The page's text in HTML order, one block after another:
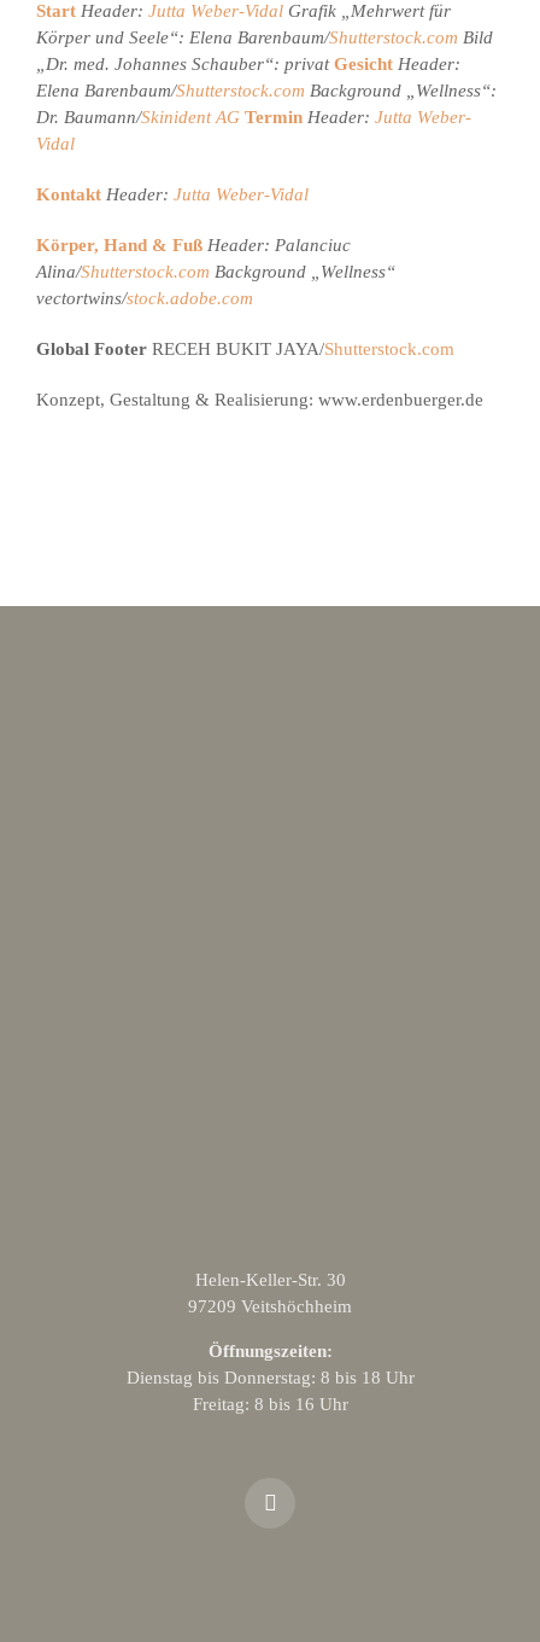
Start Header: Jutta Weber-Vidal Grafik „Mehrwert für
Körper und Seele“: Elena Barenbaum/Shutterstock.com Bild
„Dr. med. Johannes Schauber“: privat Gesicht Header:
Elena Barenbaum/Shutterstock.com Background „Wellness“:
Dr. Baumann/Skinident AG Termin Header: Jutta Weber-
Vidal
Kontakt Header: Jutta Weber-Vidal
Körper, Hand & Fuß Header: Palanciuc
Alina/Shutterstock.com Background „Wellness“
vectortwins/stock.adobe.com
Global Footer RECEH BUKIT JAYA/Shutterstock.com
Konzept, Gestaltung & Realisierung: www.erdenbuerger.de
Helen-Keller-Str. 30
97209 Veitshöchheim
Öffnungszeiten:
Dienstag bis Donnerstag: 8 bis 18 Uhr
Freitag: 8 bis 16 Uhr